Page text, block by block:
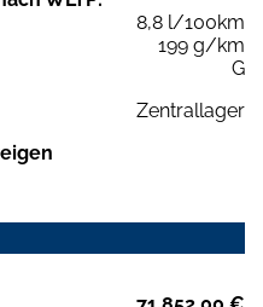
8,8 l/100km
199 g/km
G
Zentrallager